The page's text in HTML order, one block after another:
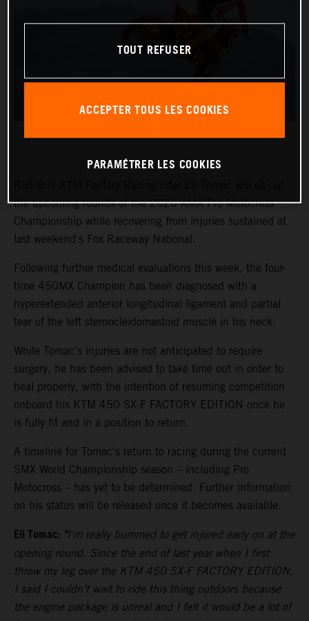
the upcoming rounds of the 2026 AMA Pro Motocross
Championship while recovering from injuries sustained at
last weekend's Fox Raceway National.
Following further medical evaluations this week, the four-
time 450MX Champion has been diagnosed with a
hyperextended anterior longitudinal ligament and partial
tear of the left sternocleidomastoid muscle in his neck.
While Tomac's injuries are not anticipated to require
surgery, he has been advised to take time out in order to
heal properly, with the intention of resuming competition
onboard his KTM 450 SX-F FACTORY EDITION once he
is fully fit and in a position to return.
A timeline for Tomac's return to racing during the current
SMX World Championship season – including Pro
Motocross – has yet to be determined. Further information
on his status will be released once it becomes available.
Eli Tomac: "I'm really bummed to get injured early on at the
opening round. Since the end of last year when I first
threw my leg over the KTM 450 SX-F FACTORY EDITION,
I said I couldn’t wait to ride this thing outdoors because
the engine package is unreal and I felt it would be a lot of
TOUT REFUSER
ACCEPTER TOUS LES COOKIES
PARAMÉTRER LES COOKIES